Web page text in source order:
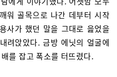
워 골목으로 나간 데부터 시작
가 했던 말을 그대로 읊었을
려앉았다. 금방 에닛의 얼굴에
를 잡고 폭소를 터뜨렸다.